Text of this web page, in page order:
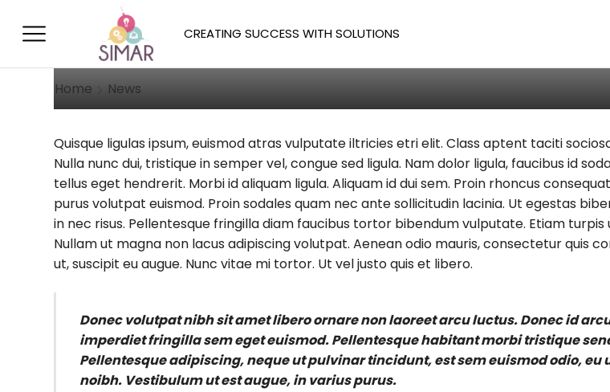
CREATING SUCCESS WITH SOLUTIONS
Home News
Curabitur Malesuadas Nisi
November 3, 2014
Quisque ligulas ipsum, euismod atras vulputate iltricies etri elit. Class aptent taciti
Nulla nunc dui, tristique in semper vel, congue sed ligula. Nam dolor ligula, faucibus id
tellus eget hendrerit. Morbi id aliquam ligula. Aliquam id dui sem. Proin rhoncus
purus volutpat euismod. Proin sodales quam nec ante sollicitudin lacinia. Ut egestas
in nec risus. Pellentesque fringilla diam faucibus tortor bibendum vulputate. Etiam
Nullam ut magna non lacus adipiscing volutpat. Aenean odio mauris, consectetur quis
ut, suscipit eu augue. Nunc vitae mi tortor. Ut vel justo quis et libero.
Donec volutpat nibh sit amet libero ornare non laoreet arcu luctus. Donec id
imperdiet fringilla sem eget euismod. Pellentesque habitant morbi tristique
Pellentesque adipiscing, neque ut pulvinar tincidunt, est sem euismod odio,
noibh. Vestibulum ut est augue, in varius purus.